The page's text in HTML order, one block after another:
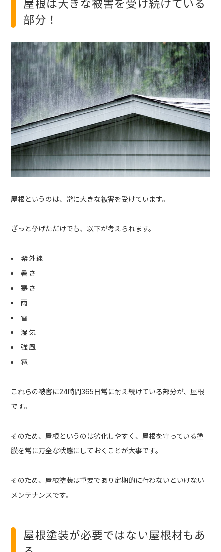
屋根は大きな被害を受け続けている
部分！
屋根というのは、常に大きな被害を受けています。
ざっと挙げただけでも、以下が考えられます。
紫外線
暑さ
寒さ
雨
雪
湿気
強風
雹
これらの被害に24時間365日常に耐え続けている部分が、屋根
です。
そのため、屋根というのは劣化しやすく、屋根を守っている塗
膜を常に万全な状態にしておくことが大事です。
そのため、屋根塗装は重要であり定期的に行わないといけない
メンテナンスです。
屋根塗装が必要ではない屋根材もあ